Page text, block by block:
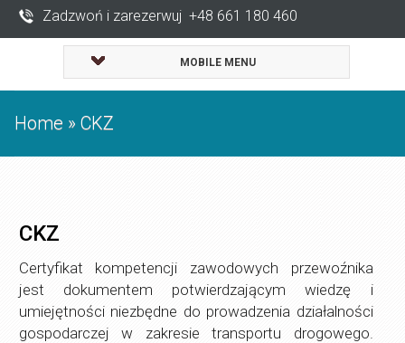
Zadzwoń i zarezerwuj +48 661 180 460
MOBILE MENU
Home » CKZ
CKZ
Certyfikat kompetencji zawodowych przewoźnika
jest dokumentem potwierdzającym wiedzę i
umiejętności niezbędne do prowadzenia działalności
gospodarczej w zakresie transportu drogowego.